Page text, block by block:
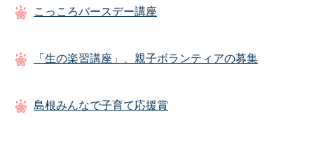
こっころバースデー講座
「生の楽習講座」、親子ボランティアの募集
島根みんなで子育て応援賞